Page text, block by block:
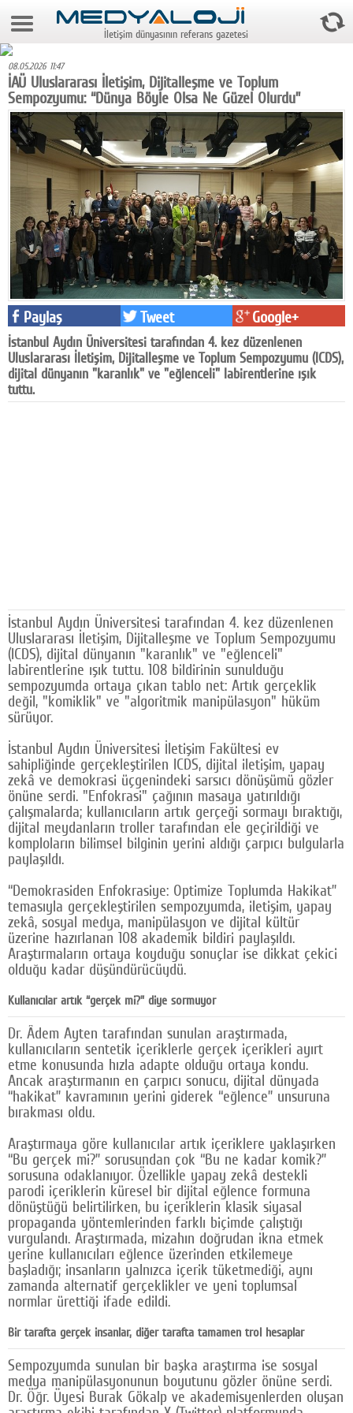
8 Ağustos 2026 20:53:59
Foto Galeri
Video Galeri
Gazeteler
Medya
Reyting-tiraj
Teknoloji
Televizyon
Dünya
Pr
Facebook
Diziler
SOSYAL MEDYA
Facebook
Twitter
Google Plus
© 2026 TÜM HAKLARI SAKLIDIR
İletişim dünyasının referans gazetesi
08.05.2026 11:47
İAÜ Uluslararası İletişim, Dijitalleşme ve Toplum
Sempozyumu: “Dünya Böyle Olsa Ne Güzel Olurdu”
Paylaş Tweet Google+
İstanbul Aydın Üniversitesi tarafından 4. kez düzenlenen
Uluslararası İletişim, Dijitalleşme ve Toplum Sempozyumu (ICDS),
dijital dünyanın "karanlık" ve "eğlenceli" labirentlerine ışık
tuttu.
İstanbul Aydın Üniversitesi tarafından 4. kez düzenlenen
Uluslararası İletişim, Dijitalleşme ve Toplum Sempozyumu
(ICDS), dijital dünyanın "karanlık" ve "eğlenceli"
labirentlerine ışık tuttu. 108 bildirinin sunulduğu
sempozyumda ortaya çıkan tablo net: Artık gerçeklik
değil, "komiklik" ve "algoritmik manipülasyon" hüküm
sürüyor.
İstanbul Aydın Üniversitesi İletişim Fakültesi ev
sahipliğinde gerçekleştirilen ICDS, dijital iletişim, yapay
zekâ ve demokrasi üçgenindeki sarsıcı dönüşümü gözler
önüne serdi. "Enfokrasi" çağının masaya yatırıldığı
çalışmalarda; kullanıcıların artık gerçeği sormayı bıraktığı,
dijital meydanların troller tarafından ele geçirildiği ve
komploların bilimsel bilginin yerini aldığı çarpıcı bulgularla
paylaşıldı.
“Demokrasiden Enfokrasiye: Optimize Toplumda Hakikat”
temasıyla gerçekleştirilen sempozyumda, iletişim, yapay
zekâ, sosyal medya, manipülasyon ve dijital kültür
üzerine hazırlanan 108 akademik bildiri paylaşıldı.
Araştırmaların ortaya koyduğu sonuçlar ise dikkat çekici
olduğu kadar düşündürücüydü.
Kullanıcılar artık “gerçek mi?” diye sormuyor
Dr. Âdem Ayten tarafından sunulan araştırmada,
kullanıcıların sentetik içeriklerle gerçek içerikleri ayırt
etme konusunda hızla adapte olduğu ortaya kondu.
Ancak araştırmanın en çarpıcı sonucu, dijital dünyada
“hakikat” kavramının yerini giderek “eğlence” unsuruna
bırakması oldu.
Araştırmaya göre kullanıcılar artık içeriklere yaklaşırken
“Bu gerçek mi?” sorusundan çok “Bu ne kadar komik?”
sorusuna odaklanıyor. Özellikle yapay zekâ destekli
parodi içeriklerin küresel bir dijital eğlence formuna
dönüştüğü belirtilirken, bu içeriklerin klasik siyasal
propaganda yöntemlerinden farklı biçimde çalıştığı
vurgulandı. Araştırmada, mizahın doğrudan ikna etmek
yerine kullanıcıları eğlence üzerinden etkilemeye
başladığı; insanların yalnızca içerik tüketmediği, aynı
zamanda alternatif gerçeklikler ve yeni toplumsal
normlar ürettiği ifade edildi.
Bir tarafta gerçek insanlar, diğer tarafta tamamen trol hesaplar
Sempozyumda sunulan bir başka araştırma ise sosyal
medya manipülasyonunun boyutunu gözler önüne serdi.
Dr. Öğr. Üyesi Burak Gökalp ve akademisyenlerden oluşan